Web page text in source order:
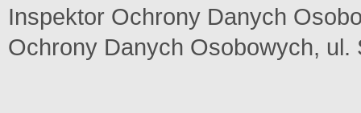
Inspektor Ochrony Danych
Ochrony Danych Osobowych,